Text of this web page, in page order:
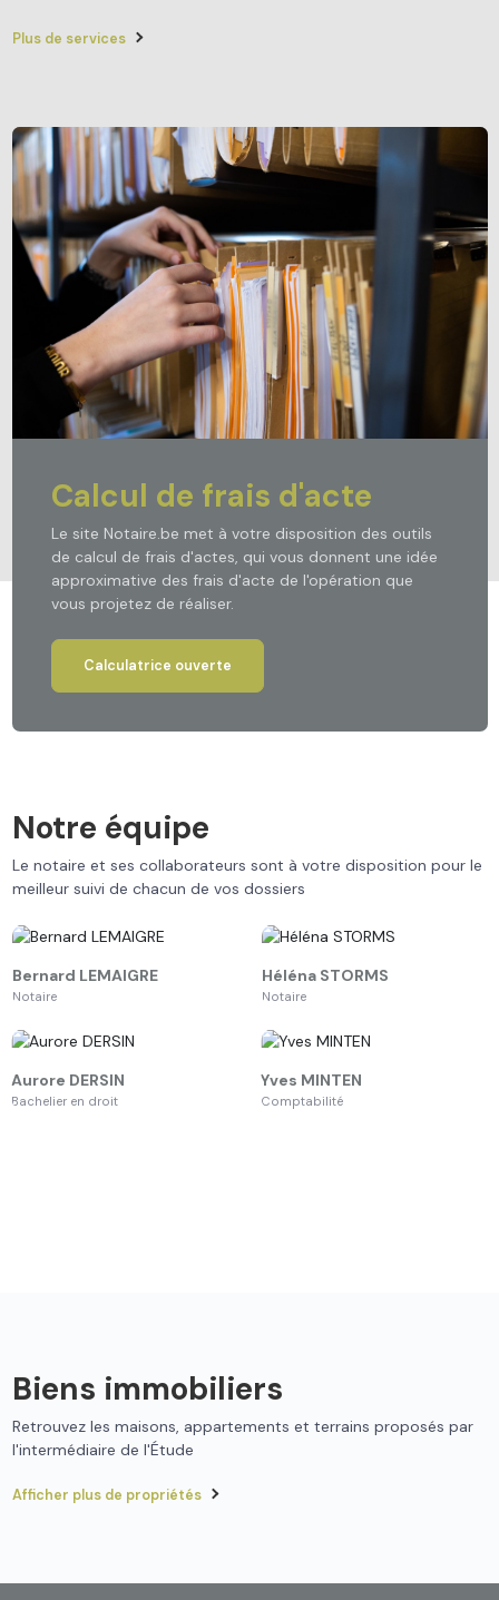
Plus de services
Calcul de frais d'acte
Le site Notaire.be met à votre disposition des outils
de calcul de frais d'actes, qui vous donnent une idée
approximative des frais d'acte de l'opération que
vous projetez de réaliser.
Calculatrice ouverte
Notre équipe
Le notaire et ses collaborateurs sont à votre disposition pour le
meilleur suivi de chacun de vos dossiers
Bernard LEMAIGRE
Notaire
Héléna STORMS
Notaire
YvesMINTEN
Comptabilité
Axelle
Licencié en droit - juriste
Biens immobiliers
Retrouvez les maisons, appartements et terrains proposés par
l'intermédiaire de l'Étude
Afficher plus de propriétés